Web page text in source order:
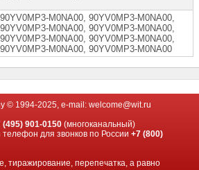
90YV0MP3-M0NA00, 90YV0MP3-M0NA00,
90YV0MP3-M0NА00, 90YV0МP3-М0NА00,
90YV0МP3-М0NА00, 90YV0МР3-М0NА00,
90YV0МР3-М0NА00, 90YV0МР3-М0NА00
© 1994-2025, e-mail: welcome@wit.ru
(495) 901-0150 (многоканальный)
для звонков по России+7 (800)
тиражирование, перепечатка, а равно